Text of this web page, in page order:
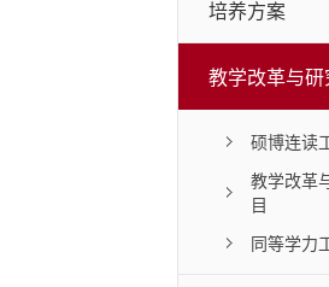
培养方案
教学改革与研
硕博连读
教学改革
目
同等学力